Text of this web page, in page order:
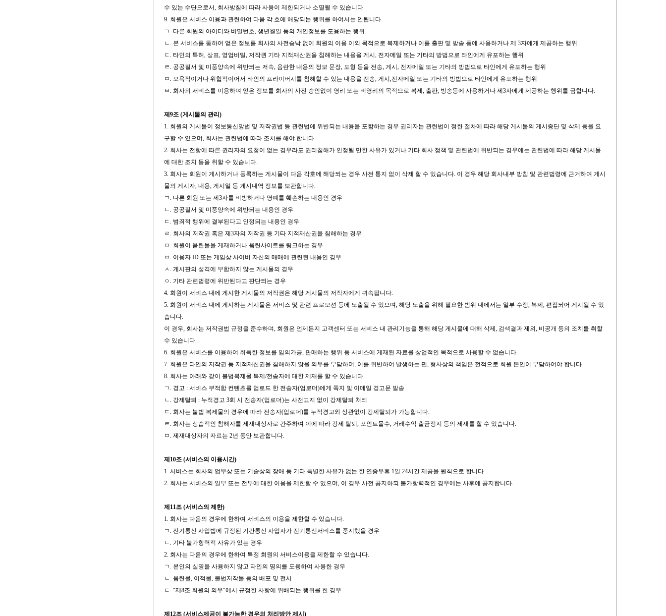
수 있는 수단으로서, 회사방침에 따라 사용이 제한되거나 소멸될 수 있습니다.
9. 회원은 서비스 이용과 관련하여 다음 각 호에 해당되는 행위를 하여서는 안됩니다.
ㄱ. 다른 회원의 아이디와 비밀번호, 생년월일 등의 개인정보를 도용하는 행위
ㄴ. 본 서비스를 통하여 얻은 정보를 회사의 사전승낙 없이 회원의 이용 이외 목적으로 복제하거나 이를 출판 및 방송 등에 사용하거나 제 3자에게 제공하는 행위
ㄷ. 타인의 특허, 상표, 영업비밀, 저작권 기타 지적재산권을 침해하는 내용을 게시, 전자메일 또는 기타의 방법으로 타인에게 유포하는 행위
ㄹ. 공공질서 및 미풍양속에 위반되는 저속, 음란한 내용의 정보 문장, 도형 등을 전송, 게시, 전자메일 또는 기타의 방법으로 타인에게 유포하는 행위
ㅁ. 모욕적이거나 위협적이어서 타인의 프라이버시를 침해할 수 있는 내용을 전송, 게시,전자메일 또는 기타의 방법으로 타인에게 유포하는 행위
ㅂ. 회사의 서비스를 이용하여 얻은 정보를 회사의 사전 승인없이 영리 또는 비영리의 목적으로 복제, 출판, 방송등에 사용하거나 제3자에게 제공하는 행위를 금합니다.
제9조 (게시물의 관리)
1. 회원의 게시물이 정보통신망법 및 저작권법 등 관련법에 위반되는 내용을 포함하는 경우 권리자는 관련법이 정한 절차에 따라 해당 게시물의 게시중단 및 삭제 등을 요
구할 수 있으며, 회사는 관련법에 따라 조치를 해야 합니다.
2. 회사는 전항에 따른 권리자의 요청이 없는 경우라도 권리침해가 인정될 만한 사유가 있거나 기타 회사 정책 및 관련법에 위반되는 경우에는 관련법에 따라 해당 게시물
에 대한 조치 등을 취할 수 있습니다.
3. 회사는 회원이 게시하거나 등록하는 게시물이 다음 각호에 해당되는 경우 사전 통지 없이 삭제 할 수 있습니다. 이 경우 해당 회사내부 방침 및 관련법령에 근거하여 게시
물의 게시자, 내용, 게시일 등 게시내역 정보를 보관합니다.
ㄱ. 다른 회원 또는 제3자를 비방하거나 명예를 훼손하는 내용인 경우
ㄴ. 공공질서 및 미풍양속에 위반되는 내용인 경우
ㄷ. 범죄적 행위에 결부된다고 인정되는 내용인 경우
ㄹ. 회사의 저작권 혹은 제3자의 저작권 등 기타 지적재산권을 침해하는 경우
ㅁ. 회원이 음란물을 게재하거나 음란사이트를 링크하는 경우
ㅂ. 이용자 ID 또는 게임상 사이버 자산의 매매에 관련된 내용인 경우
ㅅ. 게시판의 성격에 부합하지 않는 게시물의 경우
ㅇ. 기타 관련법령에 위반된다고 판단되는 경우
4. 회원이 서비스 내에 게시한 게시물의 저작권은 해당 게시물의 저작자에게 귀속됩니다.
5. 회원이 서비스 내에 게시하는 게시물은 서비스 및 관련 프로모션 등에 노출될 수 있으며, 해당 노출을 위해 필요한 범위 내에서는 일부 수정, 복제, 편집되어 게시될 수 있
습니다.
이 경우, 회사는 저작권법 규정을 준수하며, 회원은 언제든지 고객센터 또는 서비스 내 관리기능을 통해 해당 게시물에 대해 삭제, 검색결과 제외, 비공개 등의 조치를 취할
수 있습니다.
6. 회원은 서비스를 이용하여 취득한 정보를 임의가공, 판매하는 행위 등 서비스에 게재된 자료를 상업적인 목적으로 사용할 수 없습니다.
7. 회원은 타인의 저작권 등 지적재산권을 침해하지 않을 의무를 부담하며, 이를 위반하여 발생하는 민, 형사상의 책임은 전적으로 회원 본인이 부담하여야 합니다.
8. 회사는 아래와 같이 불법복제물 복제/전송자에 대한 제재를 할 수 있습니다.
ㄱ. 경고 : 서비스 부적합 컨텐츠를 업로드 한 전송자(업로더)에게 쪽지 및 이메일 경고문 발송
ㄴ. 강제탈퇴 : 누적경고 3회 시 전송자(업로더)는 사전고지 없이 강제탈퇴 처리
ㄷ. 회사는 불법 복제물의 경우에 따라 전송자(업로더)를 누적경고와 상관없이 강제탈퇴가 가능합니다.
ㄹ. 회사는 상습적인 침해자를 제재대상자로 간주하여 이에 따라 강제 탈퇴, 포인트몰수, 거래수익 출금정지 등의 제재를 할 수 있습니다.
ㅁ. 제재대상자의 자료는 2년 동안 보관합니다.
제10조 (서비스의 이용시간)
1. 서비스는 회사의 업무상 또는 기술상의 장애 등 기타 특별한 사유가 없는 한 연중무휴 1일 24시간 제공을 원칙으로 합니다.
2. 회사는 서비스의 일부 또는 전부에 대한 이용을 제한할 수 있으며, 이 경우 사전 공지하되 불가항력적인 경우에는 사후에 공지합니다.
제11조 (서비스의 제한)
1. 회사는 다음의 경우에 한하여 서비스의 이용을 제한할 수 있습니다.
ㄱ. 전기통신 사업법에 규정된 기간통신 사업자가 전기통신서비스를 중지했을 경우
ㄴ. 기타 불가항력적 사유가 있는 경우
2. 회사는 다음의 경우에 한하여 특정 회원의 서비스이용을 제한할 수 있습니다.
ㄱ. 본인의 실명을 사용하지 않고 타인의 명의를 도용하여 사용한 경우
ㄴ. 음란물, 이적물, 불법저작물 등의 배포 및 전시
ㄷ. "제8조 회원의 의무"에서 규정한 사항에 위배되는 행위를 한 경우
제12조 (서비스제공이 불가능한 경우의 처리방안 제시)